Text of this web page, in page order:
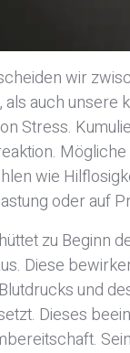
wir
als auch
Stress.
wie
oder auf
zu Beginn
Diese
und
Dieses